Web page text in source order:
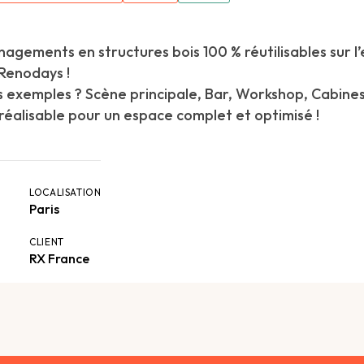
en structures bois 100 % réutilisables sur
!
exemples ? Scène principale, Bar, Workshop,
pour un espace complet et optimisé !
LOCALISATION
Paris
CLIENT
RX France